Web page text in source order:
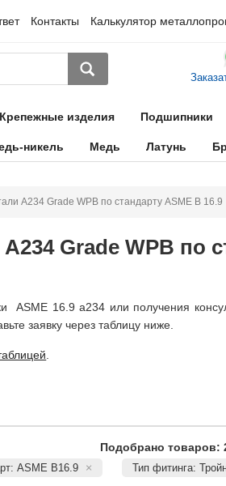
Контакты Калькулятор
Крепежные изделия Подшипники
никель Медь Латунь
A234 Grade WPB по стандарту ASME B 16.9
Grade WPB по
ASME 16.9 а234 или получения
заявку через таблицу ниже.
Подобрано товаров:
ASME B16.9
Тип фитинга: